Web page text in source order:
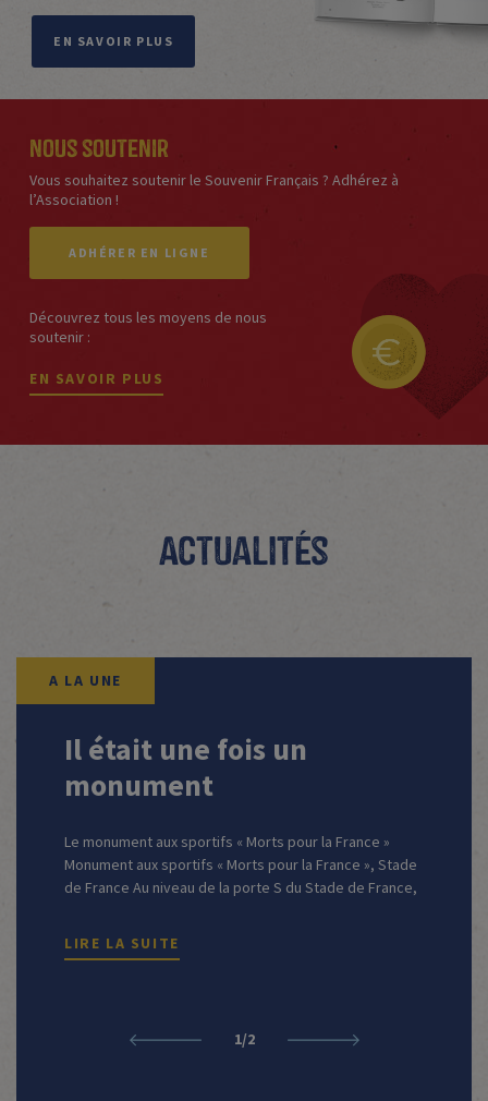
EN SAVOIR PLUS
Nous soutenir
Vous souhaitez soutenir le Souvenir Français ? Adhérez à
l’Association !
ADHÉRER EN LIGNE
Découvrez tous les moyens de nous
soutenir :
EN SAVOIR PLUS
Actualités
Il était une fois un
monument
Le monument aux sportifs « Morts pour la France »
Monument aux sportifs « Morts pour la France », Stade
de France Au niveau de la porte S du Stade de France,
socle. On peut y lire cette inscription Aux sportifs
LIRE LA SUITE
Previous
1/2 Next